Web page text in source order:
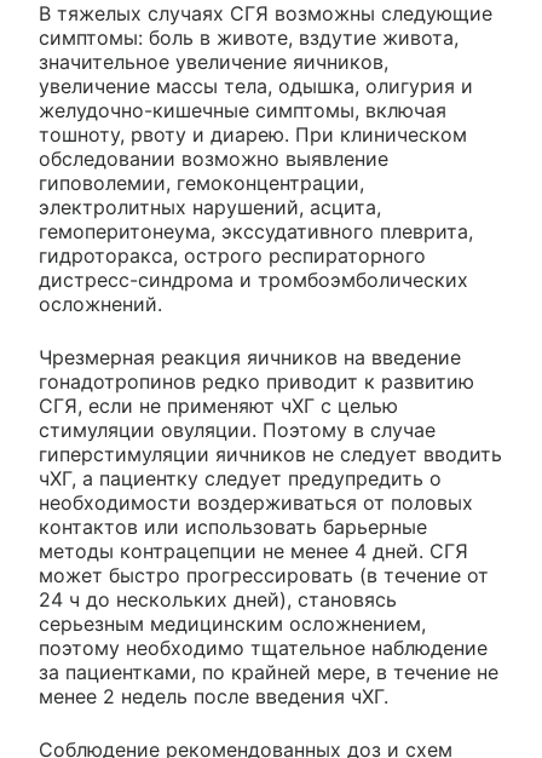
В тяжелых случаях СГЯ возможны следующие
симптомы: боль в животе, вздутие живота,
значительное увеличение яичников,
увеличение массы тела, одышка, олигурия и
желудочно-кишечные симптомы, включая
тошноту, рвоту и диарею. При клиническом
обследовании возможно выявление
гиповолемии, гемоконцентрации,
электролитных нарушений, асцита,
гемоперитонеума, экссудативного плеврита,
гидроторакса, острого респираторного
дистресс-синдрома и тромбоэмболических
осложнений.
Чрезмерная реакция яичников на введение
гонадотропинов редко приводит к развитию
СГЯ, если не применяют чХГ с целью
стимуляции овуляции. Поэтому в случае
гиперстимуляции яичников не следует вводить
чХГ, а пациентку следует предупредить о
необходимости воздерживаться от половых
контактов или использовать барьерные
методы контрацепции не менее 4 дней. СГЯ
может быстро прогрессировать (в течение от
24 ч до нескольких дней), становясь
серьезным медицинским осложнением,
поэтому необходимо тщательное наблюдение
за пациентками, по крайней мере, в течение не
менее 2 недель после введения чХГ.
Соблюдение рекомендованных доз и схем